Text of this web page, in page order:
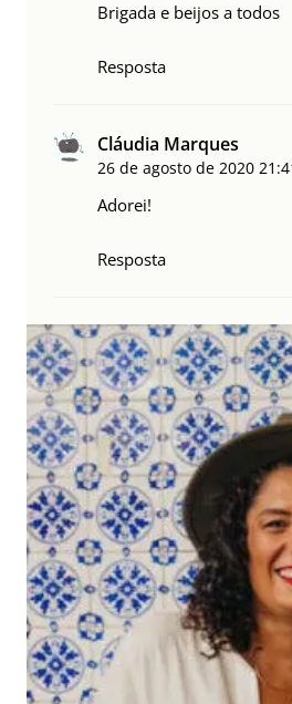
Brigada e beijos a todos
Resposta
Cláudia Marques
26 de agosto de 2020
Adorei!
Resposta